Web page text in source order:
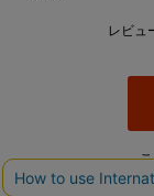
レビュ